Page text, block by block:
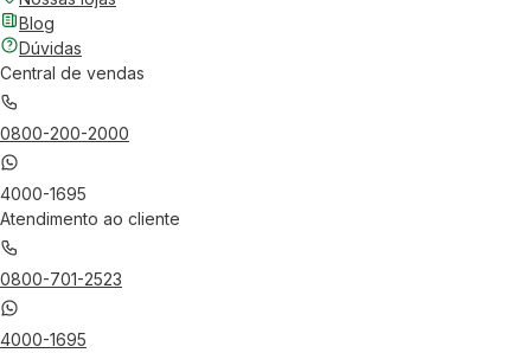
Blog
Dúvidas
Central de vendas
0800-200-2000
4000-1695
Atendimento ao cliente
0800-701-2523
4000-1695